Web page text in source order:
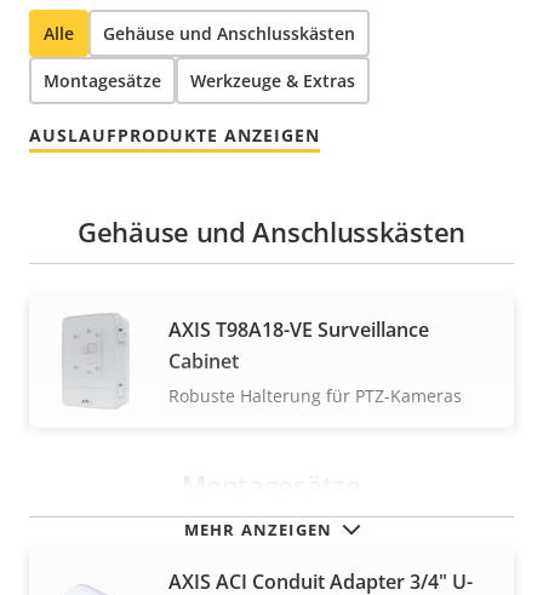
Alle Gehäuse und Anschlusskästen
Montagesätze Werkzeuge & Extras
AUSLAUFPRODUKTE ANZEIGEN
MEHR ANZEIGEN
Gehäuse und Anschlusskästen
AXIS T98A18-VE Surveillance
Cabinet
Robuste Halterung für PTZ-Kameras
AXIS ACI Conduit Adapter 3/4" U-